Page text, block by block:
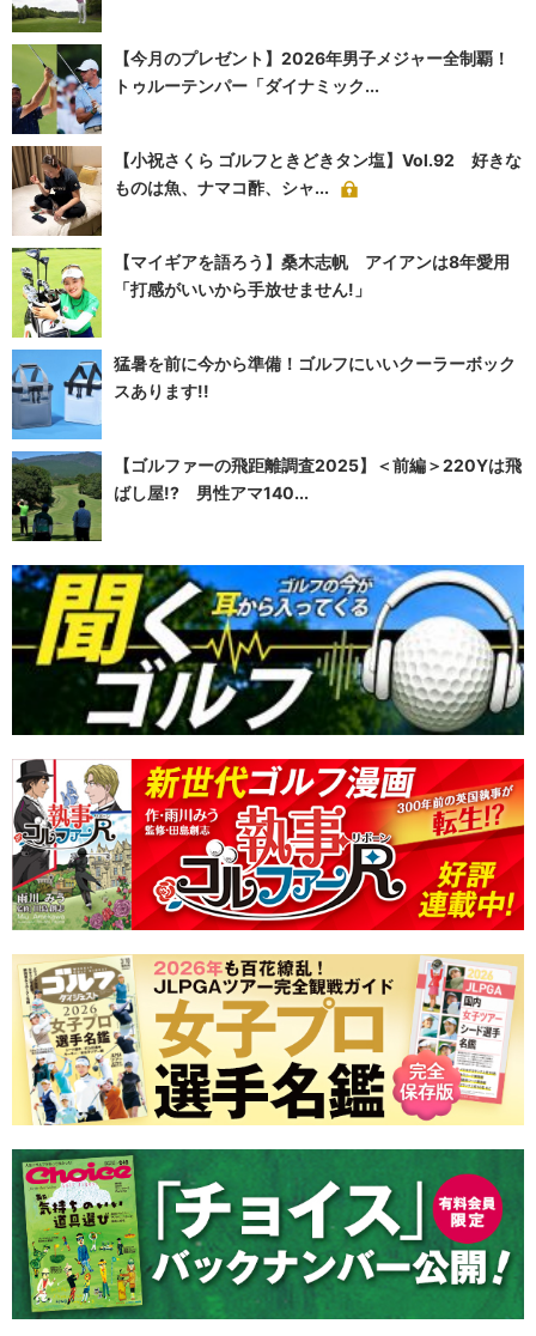
【今月のプレゼント】2026年男子メジャー全制覇！
トゥルーテンパー「ダイナミック...
【小祝さくら ゴルフときどきタン塩】Vol.92 好きな
ものは魚、ナマコ酢、シャ...
【マイギアを語ろう】桑木志帆 アイアンは8年愛用
「打感がいいから手放せません!」
猛暑を前に今から準備！ゴルフにいいクーラーボック
スあります!!
【ゴルファーの飛距離調査2025】＜前編＞220Yは飛
ばし屋!? 男性アマ140...